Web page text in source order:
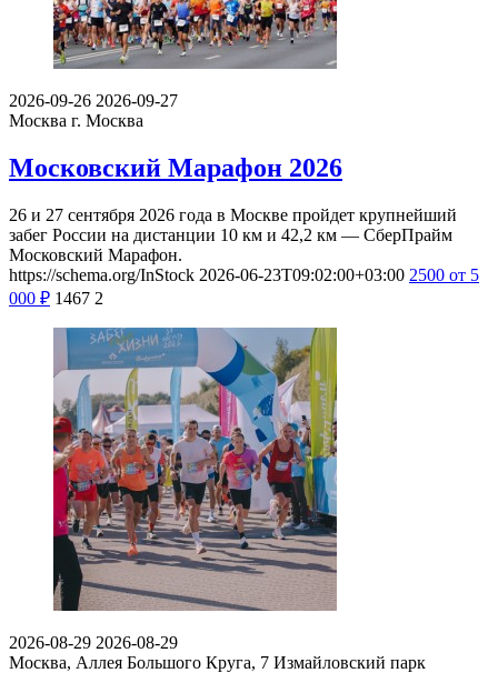
2026-09-26 2026-09-27
Москва г. Москва
Московский Марафон 2026
26 и 27 сентября 2026 года в Москве пройдет крупнейший
забег России на дистанции 10 км и 42,2 км — СберПрайм
Московский Марафон.
https://schema.org/InStock 2026-06-23T09:02:00+03:00 2500 от 5
000 ₽ 1467 2
2026-08-29 2026-08-29
Москва, Аллея Большого Круга, 7 Измайловский парк